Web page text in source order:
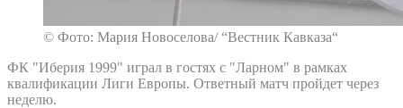
© Фото: Мария Новоселова/ “Вестник Кавказа“
ФК "Иберия 1999" играл в гостях с "Ларном" в рамках
квалификации Лиги Европы. Ответный матч пройдет через
неделю.